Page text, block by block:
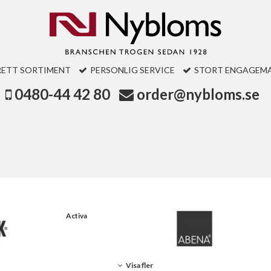
SORTIMENT PERSONLIG SERVICE STORT
0480-44 42 80 order@nybloms.se
Activa
Visa fler